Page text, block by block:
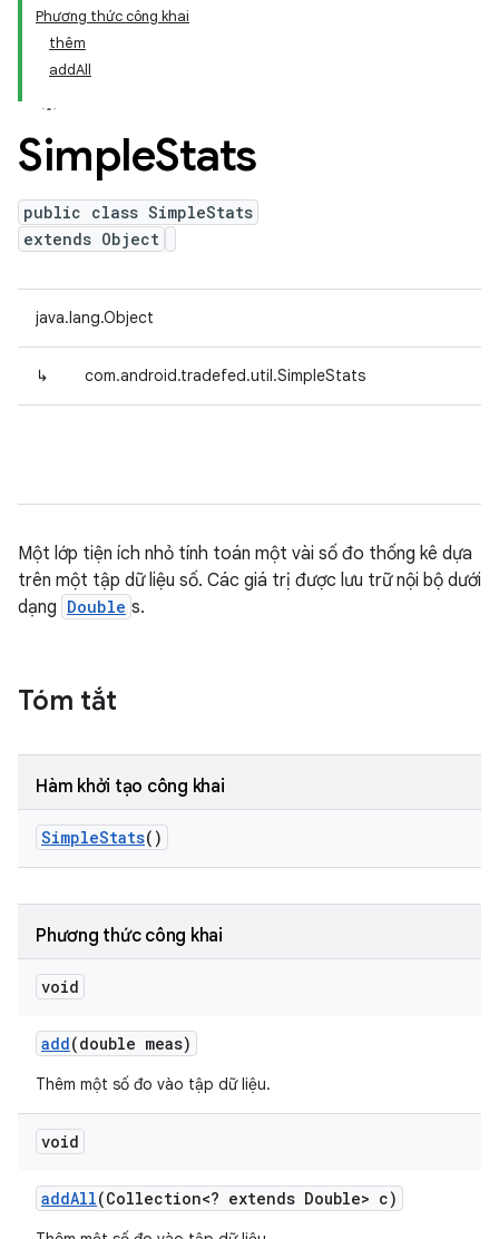
Phương thức công khai
thêm
addAll
SimpleStats
public class SimpleStats
extends Object
java.lang.Object
↳ com.android.tradefed.util.SimpleStats
Một lớp tiện ích nhỏ tính toán một vài số đo thống kê dựa
trên một tập dữ liệu số. Các giá trị được lưu trữ nội bộ dưới
dạng Double s.
Tóm tắt
Hàm khởi tạo công khai
SimpleStats()
Phương thức công khai
void
add(double meas)
Thêm một số đo vào tập dữ liệu.
void
addAll(Collection<? extends Double> c)